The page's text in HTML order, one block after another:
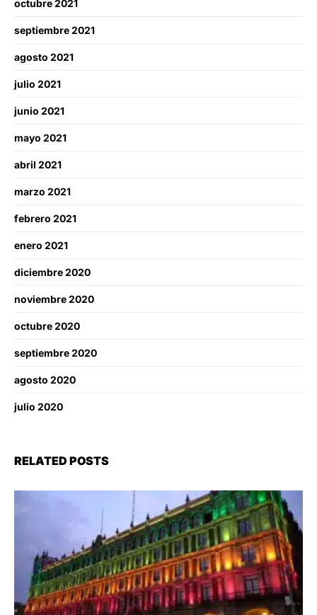
octubre 2021
septiembre 2021
agosto 2021
julio 2021
junio 2021
mayo 2021
abril 2021
marzo 2021
febrero 2021
enero 2021
diciembre 2020
noviembre 2020
octubre 2020
septiembre 2020
agosto 2020
julio 2020
RELATED POSTS